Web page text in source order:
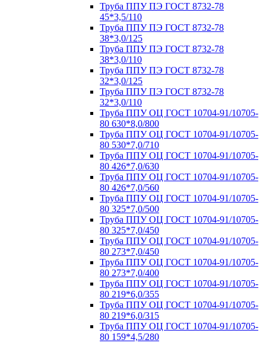
Труба ППУ ПЭ ГОСТ 8732-78
45*3,5/110
Труба ППУ ПЭ ГОСТ 8732-78
38*3,0/125
Труба ППУ ПЭ ГОСТ 8732-78
38*3,0/110
Труба ППУ ПЭ ГОСТ 8732-78
32*3,0/125
Труба ППУ ПЭ ГОСТ 8732-78
32*3,0/110
Труба ППУ ОЦ ГОСТ 10704-91/10705-
80 630*8,0/800
Труба ППУ ОЦ ГОСТ 10704-91/10705-
80 530*7,0/710
Труба ППУ ОЦ ГОСТ 10704-91/10705-
80 426*7,0/630
Труба ППУ ОЦ ГОСТ 10704-91/10705-
80 426*7,0/560
Труба ППУ ОЦ ГОСТ 10704-91/10705-
80 325*7,0/500
Труба ППУ ОЦ ГОСТ 10704-91/10705-
80 325*7,0/450
Труба ППУ ОЦ ГОСТ 10704-91/10705-
80 273*7,0/450
Труба ППУ ОЦ ГОСТ 10704-91/10705-
80 273*7,0/400
Труба ППУ ОЦ ГОСТ 10704-91/10705-
80 219*6,0/355
Труба ППУ ОЦ ГОСТ 10704-91/10705-
80 219*6,0/315
Труба ППУ ОЦ ГОСТ 10704-91/10705-
80 159*4,5/280